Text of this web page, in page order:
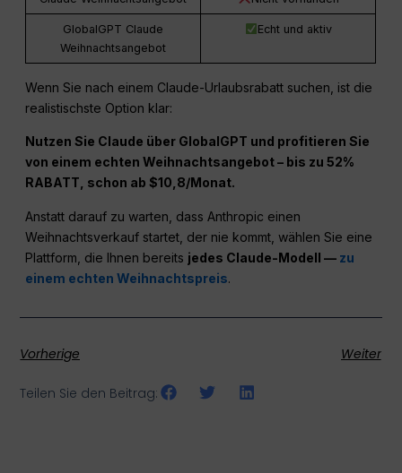
GlobalGPT Claude
Weihnachtsangebot
Echt und aktiv
Wenn Sie nach einem Claude-Urlaubsrabatt suchen, ist die
realistischste Option klar:
Nutzen Sie Claude über GlobalGPT und profitieren Sie
von einem echten Weihnachtsangebot – bis zu 52%
RABATT, schon ab $10,8/Monat.
Anstatt darauf zu warten, dass Anthropic einen
Weihnachtsverkauf startet, der nie kommt, wählen Sie eine
Plattform, die Ihnen bereits jedes Claude-Modell — zu
einem echten Weihnachtspreis.
Vorherige Weiter
Teilen Sie den Beitrag: